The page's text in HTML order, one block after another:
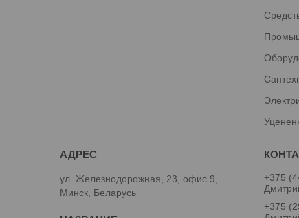
ул. Железнодорожная, 23, офис 9,
Минск, Беларусь
+375
+375